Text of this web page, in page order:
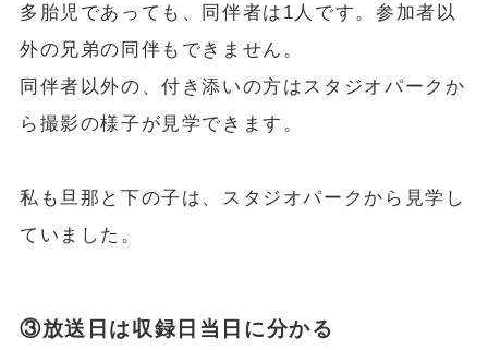
多胎児であっても、同伴者は1人です。参加者以
外の兄弟の同伴もできません。
同伴者以外の、付き添いの方はスタジオパークか
ら撮影の様子が見学できます。
私も旦那と下の子は、スタジオパークから見学し
ていました。
③放送日は収録日当日に分かる